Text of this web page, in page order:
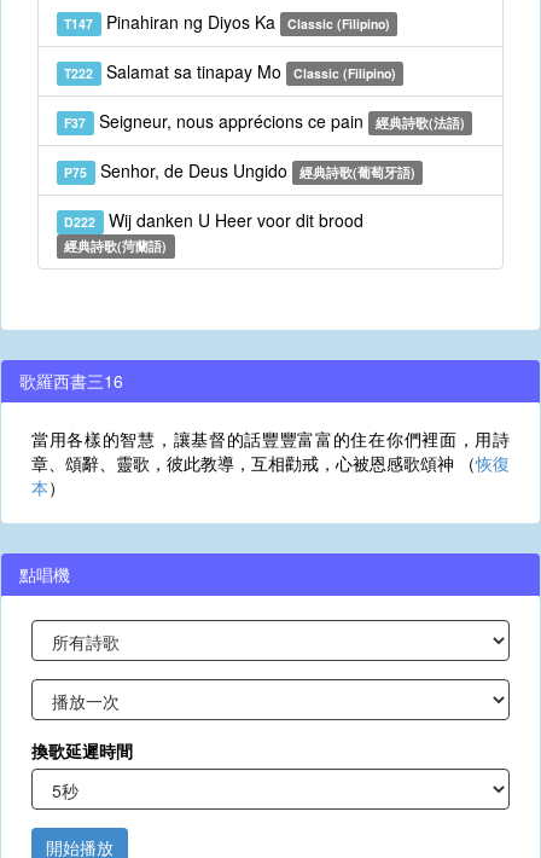
T147 Pinahiran ng Diyos Ka Classic (Filipino)
T222 Salamat sa tinapay Mo Classic (Filipino)
F37 Seigneur, nous apprécions ce pain 經典詩歌(法語)
P75 Senhor, de Deus Ungido 經典詩歌(葡萄牙語)
D222 Wij danken U Heer voor dit brood
經典詩歌(菏蘭語)
歌羅西書三16
當用各樣的智慧，讓基督的話豐豐富富的住在你們裡面，用詩
章、頌辭、靈歌，彼此教導，互相勸戒，心被恩感歌頌神 （恢復
本）
點唱機
換歌延遲時間
開始播放